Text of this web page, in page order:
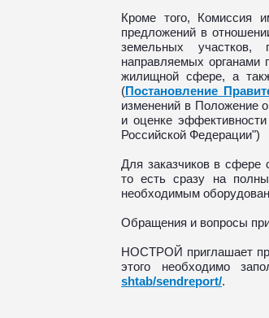
Кроме того, Комиссия
предложений в
земельных участков,
направляемых органами
жилищной сфере, а
(Постановление
изменений в Положение
и оценке
Российской Федерации")
Для заказчиков в сфере
то есть сразу на
необходимым
Обращения и вопросы
НОСТРОЙ приглашает
этого необходимо
shtab/sendreport/.